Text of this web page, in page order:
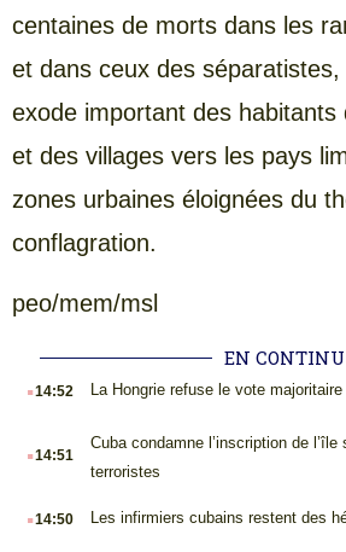
centaines de morts dans les
et dans ceux des séparatistes,
exode important des habitants
et des villages vers les pays
zones urbaines éloignées du
conflagration.
peo/mem/msl
EN CONTINU
.14:52 La Hongrie refuse le vote majoritaire
.14:51
Cuba condamne l’inscription de
terroristes
.14:50 Les infirmiers cubains restent des